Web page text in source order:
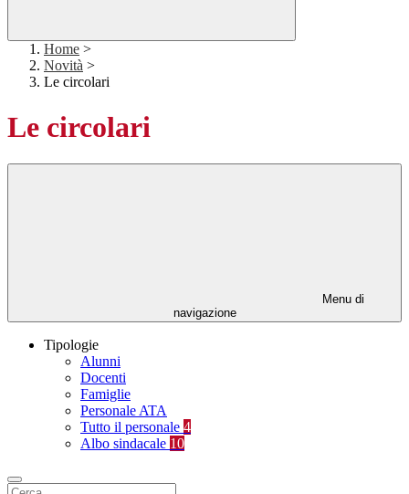
Home >
Novità >
Le circolari
Le circolari
Menu di
navigazione
Tipologie
Alunni
Docenti
Famiglie
Personale ATA
Tutto il personale 4
Albo sindacale 10